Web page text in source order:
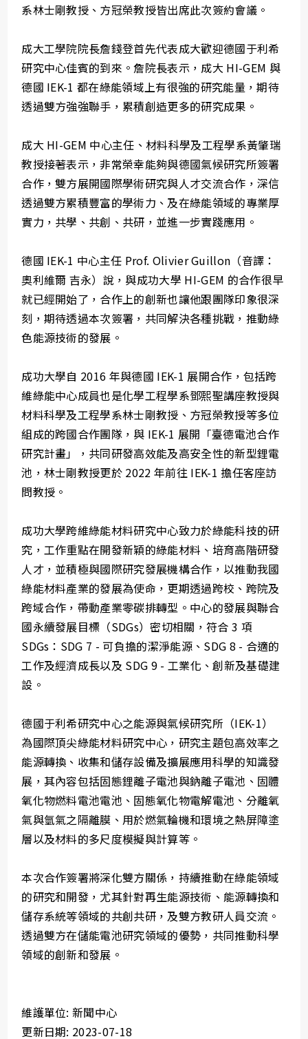
系林士剛教授、方冠榮教授皆出席此次簽約會議。
成大工學院院長詹錢登首先代表成大歡迎德國于利希
研究中心佳賓的到來。詹院長表示，成大 HI-GEM 與
德國 IEK-1 都在綠能領域上有很強的研究能量，期待
透過雙方強強聯手，累積創造更多的研究成果。
成大 HI-GEM 中心主任、材料科學及工程學系黃肇瑞
教授接著表示，非常榮幸能夠與德國氣候研究所簽署
合作，雙方展開國際學術研究與人才交流合作，深信
透過雙方累積豐富的學術力、及在綠能領域的專業厚
實力，共學、共創、共研，並進一步實踐應用。
德國 IEK-1 中心主任 Prof. Olivier Guillon（音譯：
奧利維爾 吉永）說，與成功大學 HI-GEM 的合作很早
就已經開始了，合作上的創新也讓他跟團隊印象很深
刻，期待透過本次簽署，共同解決各種挑戰，推動綠
色能源技術的發展。
成功大學自 2016 年與德國 IEK-1 展開合作，包括跨
維綠能中心成員也是化學工程學系鄧熙聖講座教授與
材料科學及工程學系林士剛教授、方冠榮教授等多位
組成的跨國合作團隊，與 IEK-1 展開「臺德電池合作
研究計畫」，共同研發高效能及高安全性的新型鋰電
池，林士剛教授更於 2022 年前往 IEK-1 擔任客座訪
問教授。
成功大學跨維綠能材料研究中心致力於綠能科技的研
究，工作重點在開發新穎的綠能材料、培育高階研發
人才，並積極與國際研究發展機構合作，以推動我國
綠能材料產業的發展為使命，更期透過跨校、跨院及
跨域合作，帶動產業零碳排轉型。中心的發展與聯合
國永續發展目標（SDGs）密切相關，符合 3 項
SDGs：SDG 7 - 可負擔的潔淨能源、SDG 8 - 合適的
工作及經濟成長以及 SDG 9 - 工業化、創新及基礎建
設。
德國于利希研究中心之能源與氣候研究所（IEK-1）
為國際頂尖綠能材料研究中心，研究主題包高效率之
能源轉換、收集和儲存設備及擴展應用科學的知識發
展，其內容包括固態鋰離子電池與鈉離子電池、固體
氧化物燃料電池電池、固態氧化物電解電池、分離氧
氣與氫氣之隔離膜、用於燃氣輪機和環境之熱屏障塗
層以及材料的多尺度模擬與計算等。
本次合作簽署將深化雙方關係，持續推動在綠能領域
的研究和開發，尤其針對再生能源技術、能源轉換和
儲存系統等領域的共創共研，及雙方教研人員交流。
透過雙方在儲能電池研究領域的優勢，共同推動科學
領域的創新和發展。
維護單位: 新聞中心
更新日期: 2023-07-18